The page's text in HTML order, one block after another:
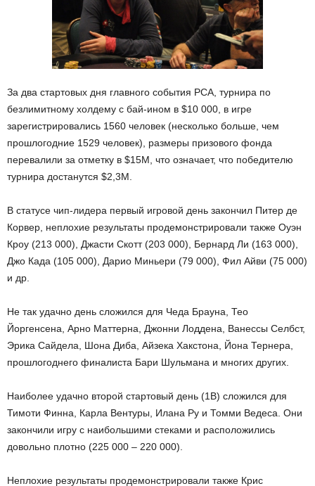
За два стартовых дня главного события РСА, турнира по
безлимитному холдему с бай-ином в $10 000, в игре
зарегистрировались 1560 человек (несколько больше, чем
прошлогодние 1529 человек), размеры призового фонда
перевалили за отметку в $15М, что означает, что победителю
турнира достанутся $2,3М.
В статусе чип-лидера первый игровой день закончил Питер де
Корвер, неплохие результаты продемонстрировали также Оуэн
Кроу (213 000), Джасти Скотт (203 000), Бернард Ли (163 000),
Джо Када (105 000), Дарио Миньери (79 000), Фил Айви (75 000)
и др.
Не так удачно день сложился для Чеда Брауна, Тео
Йоргенсена, Арно Маттерна, Джонни Лоддена, Ванессы Селбст,
Эрика Сайдела, Шона Диба, Айзека Хакстона, Йона Тернера,
прошлогоднего финалиста Бари Шульмана и многих других.
Наиболее удачно второй стартовый день (1В) сложился для
Тимоти Финна, Карла Вентуры, Илана Ру и Томми Ведеса. Они
закончили игру с наибольшими стеками и расположились
довольно плотно (225 000 – 220 000).
Неплохие результаты продемонстрировали также Крис